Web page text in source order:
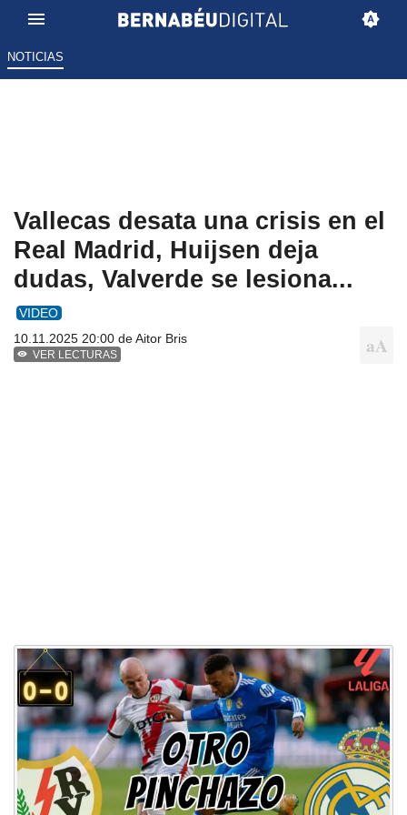
NOTICIAS
Vallecas desata una crisis en el
Real Madrid, Huijsen deja
dudas, Valverde se lesiona...
VIDEO
10.11.2025 20:00 deAitor Bris
VER LECTURAS